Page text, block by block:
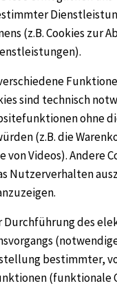
(z.B. Cookies zur
sind technisch
ohne
(z.B. die
von Videos). Andere
Nutzerverhalten
Durchführung des
bestimmter,
(funktionale